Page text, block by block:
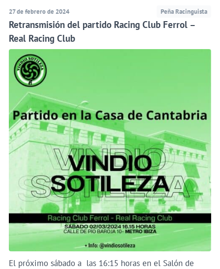
27 de febrero de 2024 Peña Racinguista
Retransmisión del partido Racing Club Ferrol –
Real Racing Club
El próximo sábado a las 16:15 horas en el Salón de